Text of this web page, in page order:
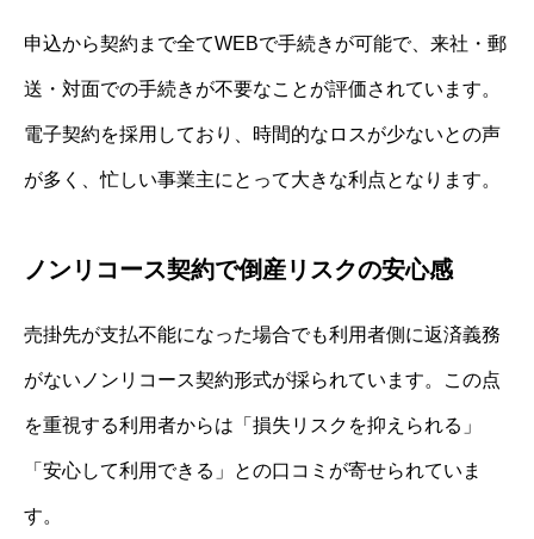
申込から契約まで全てWEBで手続きが可能で、来社・郵
送・対面での手続きが不要なことが評価されています。
電子契約を採用しており、時間的なロスが少ないとの声
が多く、忙しい事業主にとって大きな利点となります。
ノンリコース契約で倒産リスクの安心感
売掛先が支払不能になった場合でも利用者側に返済義務
がないノンリコース契約形式が採られています。この点
を重視する利用者からは「損失リスクを抑えられる」
「安心して利用できる」との口コミが寄せられていま
す。